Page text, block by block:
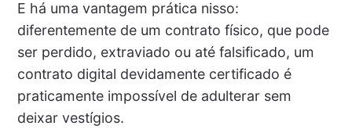
E há uma vantagem prática nisso:
diferentemente de um contrato físico, que pode
ser perdido, extraviado ou até falsificado, um
contrato digital devidamente certificado é
praticamente impossível de adulterar sem
deixar vestígios.